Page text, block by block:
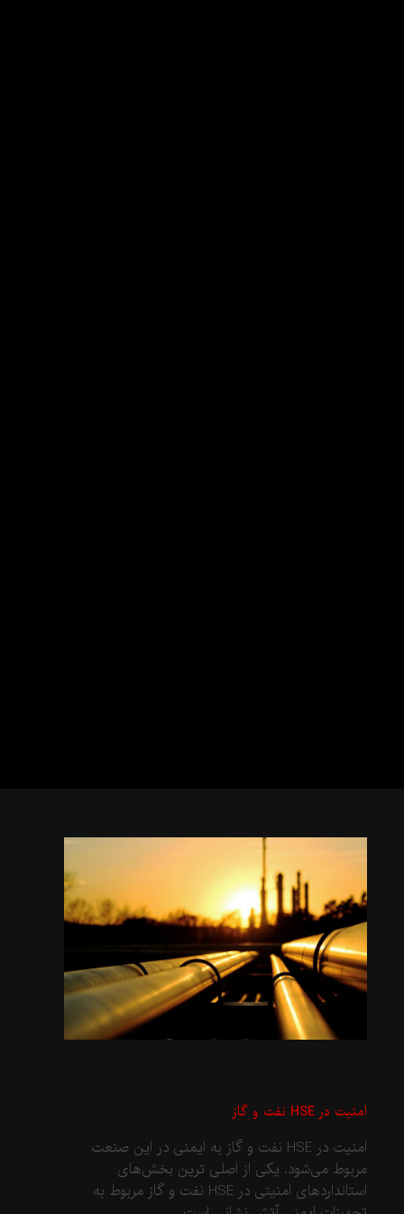
امنیت در HSE نفت و گاز
امنیت در HSE نفت و گاز به ایمنی در این صنعت
مربوط می‌شود. یکی از اصلی ترین بخش‌های
استانداردهای امنیتی در HSE نفت و گاز مربوط به